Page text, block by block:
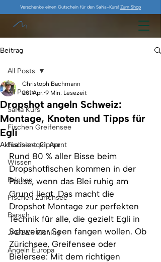
Verschenke einen Gutschein für den SaNa-Kurs! Zum Shop
Beitrag
All Posts
SaNa Kurs
Fischen Greifensee
Fischerequipment
Wissen
Felchen
Fischen Zürichsee
Barsch
JAEGER Fishing
Angeln Europa
All Posts
Dropshot angeln Schweiz:
Montage, Knoten und Tipps für
Egli
Christoph Bachmann
20. Apr. 9 Min. Lesezeit
Aktualisiert:21. Apr.
Rund 80 % aller Bisse beim
Dropshotfischen kommen in der
Pause, wenn das Blei ruhig am
Grund liegt. Das macht die
Dropshot Montage zur perfekten
Technik für alle, die gezielt Egli in
Schweizer Seen fangen wollen. Ob
Zürichsee, Greifensee oder
Bielersee: Mit dem richtigen